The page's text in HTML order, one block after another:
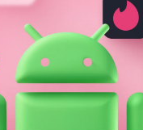
שתף מאמר זה